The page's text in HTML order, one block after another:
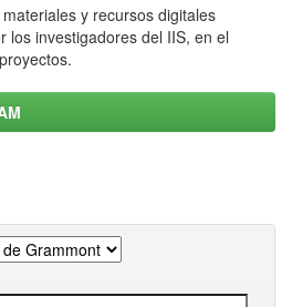
y recursos digitales
los investigadores del IIS, en el